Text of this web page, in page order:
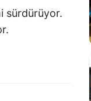
sürdürüyor.